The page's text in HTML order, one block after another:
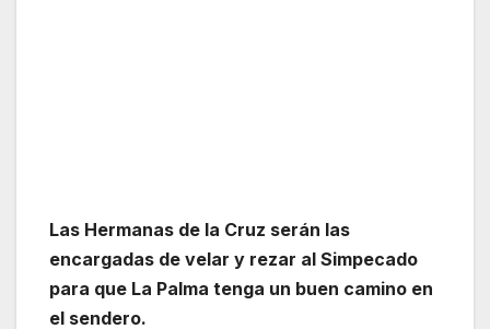
Las Hermanas de la Cruz serán las
encargadas de velar y rezar al Simpecado
para que La Palma tenga un buen camino en
el sendero.